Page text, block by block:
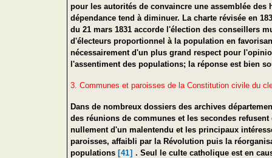
pour les autorités de convaincre une assemblée
dépendance tend à diminuer. La charte révisée en
du 21 mars 1831 accorde l'élection des conseillers
d'électeurs proportionnel à la population en
nécessairement d'un plus grand respect pour
l'assentiment des populations; la réponse est bien
3. Communes et paroisses de la Constitution civile du
Dans de nombreux dossiers des archives
des réunions de communes et les secondes
nullement d'un malentendu et les principaux
paroisses, affaibli par la Révolution puis la
populations [41] . Seul le culte catholique est en